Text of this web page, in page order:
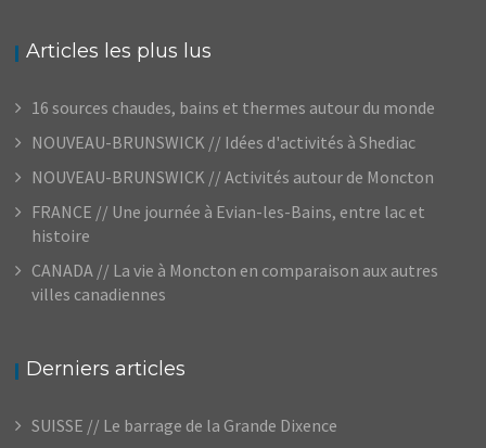
Articles les plus lus
16 sources chaudes, bains et thermes autour du monde
NOUVEAU-BRUNSWICK // Idées d'activités à Shediac
NOUVEAU-BRUNSWICK // Activités autour de Moncton
FRANCE // Une journée à Evian-les-Bains, entre lac et
histoire
CANADA // La vie à Moncton en comparaison aux autres
villes canadiennes
Derniers articles
SUISSE // Le barrage de la Grande Dixence